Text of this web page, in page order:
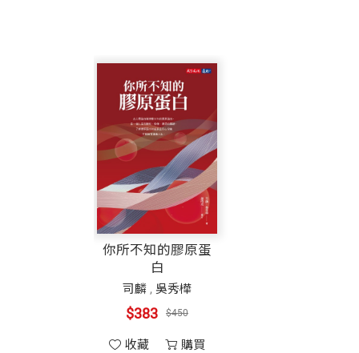
你所不知的膠原蛋
白
司麟 , 吳秀樺
$383 $450
收藏 購買